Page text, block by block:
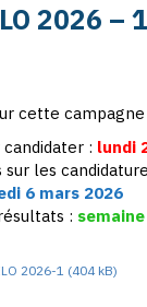
2026 – 1
cette
: lundi
sur les
6 mars 2026
:
2026-1